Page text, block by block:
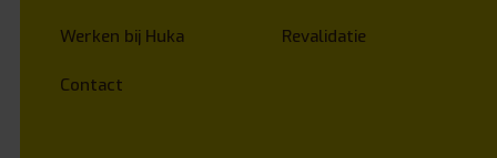
Werken bij Huka
Contact
Revalidatie